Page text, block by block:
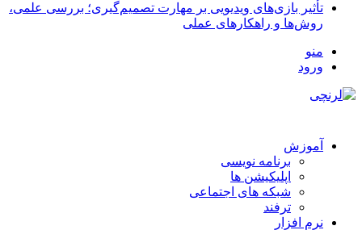
تأثیر بازی‌های ویدیویی بر مهارت تصمیم‌گیری؛ بررسی علمی،
روش‌ها و راهکارهای عملی
منو
ورود
آموزش
برنامه نویسی
اپلیکیشن ها
شبکه های اجتماعی
ترفند
نرم افزار